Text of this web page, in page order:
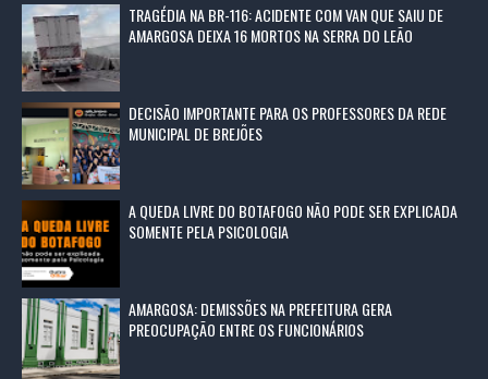
TRAGÉDIA NA BR-116: ACIDENTE COM VAN QUE SAIU DE
AMARGOSA DEIXA 16 MORTOS NA SERRA DO LEÃO
DECISÃO IMPORTANTE PARA OS PROFESSORES DA REDE
MUNICIPAL DE BREJÕES
A QUEDA LIVRE DO BOTAFOGO NÃO PODE SER EXPLICADA
SOMENTE PELA PSICOLOGIA
AMARGOSA: DEMISSÕES NA PREFEITURA GERA
PREOCUPAÇÃO ENTRE OS FUNCIONÁRIOS